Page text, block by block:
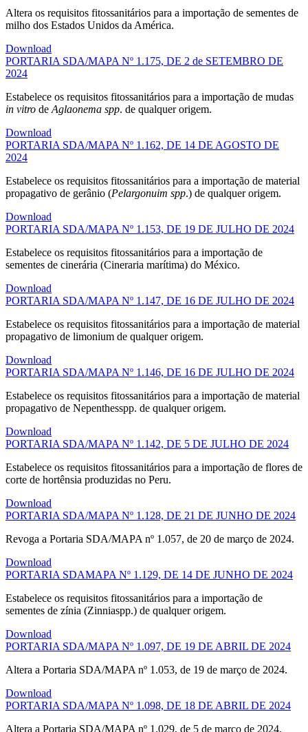
Altera os requisitos fitossanitários para a importação de sementes de
milho dos Estados Unidos da América.
Download
PORTARIA SDA/MAPA Nº 1.175, DE 2 de SETEMBRO DE
2024
Estabelece os requisitos fitossanitários para a importação de mudas
in vitro de Aglaonema spp. de qualquer origem.
Download
PORTARIA SDA/MAPA Nº 1.162, DE 14 DE AGOSTO DE
2024
Estabelece os requisitos fitossanitários para a importação de material
propagativo de gerânio (Pelargonuim spp.) de qualquer origem.
Download
PORTARIA SDA/MAPA Nº 1.153, DE 19 DE JULHO DE 2024
Estabelece os requisitos fitossanitários para a importação de
sementes de cinerária (Cineraria marítima) do México.
Download
PORTARIA SDA/MAPA Nº 1.147, DE 16 DE JULHO DE 2024
Estabelece os requisitos fitossanitários para a importação de material
propagativo de limonium de qualquer origem.
Download
PORTARIA SDA/MAPA Nº 1.146, DE 16 DE JULHO DE 2024
Estabelece os requisitos fitossanitários para a importação de material
propagativo de Nepenthesspp. de qualquer origem.
Download
PORTARIA SDA/MAPA Nº 1.142, DE 5 DE JULHO DE 2024
Estabelece os requisitos fitossanitários para a importação de flores de
corte de hortênsia produzidas no Peru.
Download
PORTARIA SDA/MAPA Nº 1.128, DE 21 DE JUNHO DE 2024
Revoga a Portaria SDA/MAPA nº 1.057, de 20 de março de 2024.
Download
PORTARIA SDAMAPA Nº 1.129, DE 14 DE JUNHO DE 2024
Estabelece os requisitos fitossanitários para a importação de
sementes de zínia (Zinniaspp.) de qualquer origem.
Download
PORTARIA SDA/MAPA Nº 1.097, DE 19 DE ABRIL DE 2024
Altera a Portaria SDA/MAPA nº 1.053, de 19 de março de 2024.
Download
PORTARIA SDA/MAPA Nº 1.098, DE 18 DE ABRIL DE 2024
Altera a Portaria SDA/MAPA nº 1.029, de 5 de março de 2024.